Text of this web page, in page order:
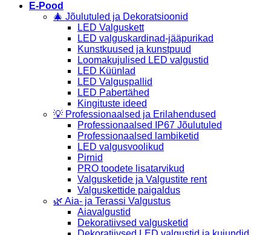
E-Pood
🎄 Jõulutuled ja Dekoratsioonid
LED Valguskett
LED valguskardinad-jääpurikad
Kunstkuused ja kunstpuud
Loomakujulised LED valgustid
LED Küünlad
LED Valguspallid
LED Pabertähed
Kingituste ideed
💡 Professionaalsed ja Erilahendused
Professionaalsed IP67 Jõulutuled
Professionaalsed lambiketid
LED valgusvoolikud
Pirnid
PRO toodete lisatarvikud
Valgusketide ja Valgustite rent
Valguskettide paigaldus
🌿 Aia- ja Terassi Valgustus
Aiavalgustid
Dekoratiivsed valgusketid